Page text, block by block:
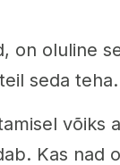
on oluline
seda teha.
võiks
Kas nad